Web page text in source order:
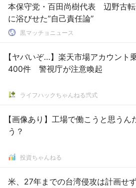
本保守党・百田尚樹代表 辺野古
に浴びせた”自己責任論”
黒マッチョニュース
【ヤバいぞ…】楽天市場アカウント
400件 警視庁が注意喚起
ライフハックちゃんねる弐式
【画像あり】工場で働こうと思う
う？
投資ちゃんねる
米、27年までの台湾侵攻は計画せ